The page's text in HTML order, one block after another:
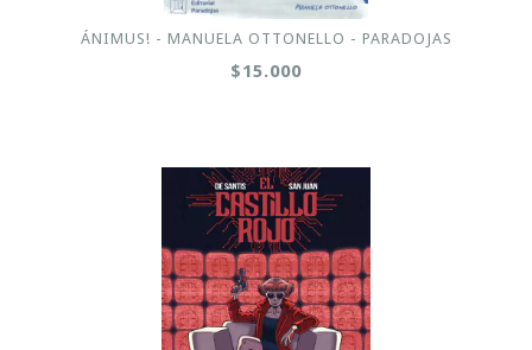
ÁNIMUS! - MANUELA OTTONELLO - PARADOJAS
$15.000